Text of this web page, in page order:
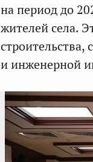
на период до
жителей села.
строительства,
и инженерной